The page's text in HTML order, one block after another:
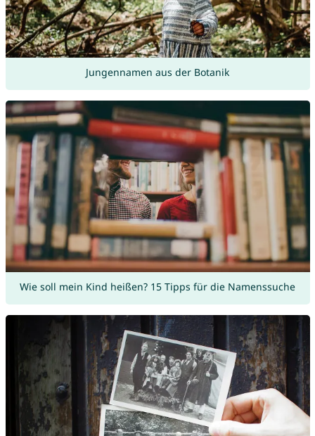
Jungennamen aus der Botanik
Wie soll mein Kind heißen? 15 Tipps für die Namenssuche